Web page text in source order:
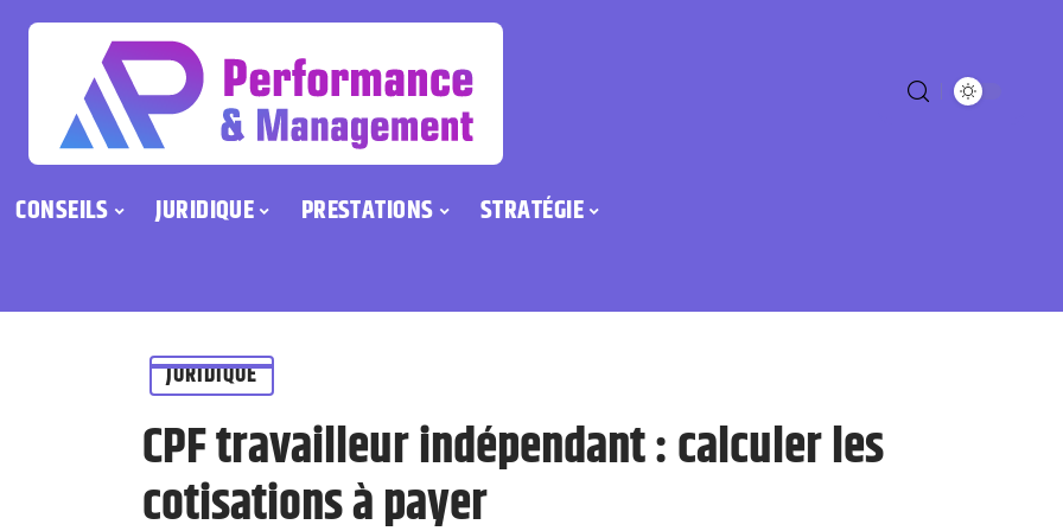
CONSEILS JURIDIQUE PRESTATIONS STRATÉGIE
JURIDIQUE
CPF travailleur indépendant : calculer les
cotisations à payer